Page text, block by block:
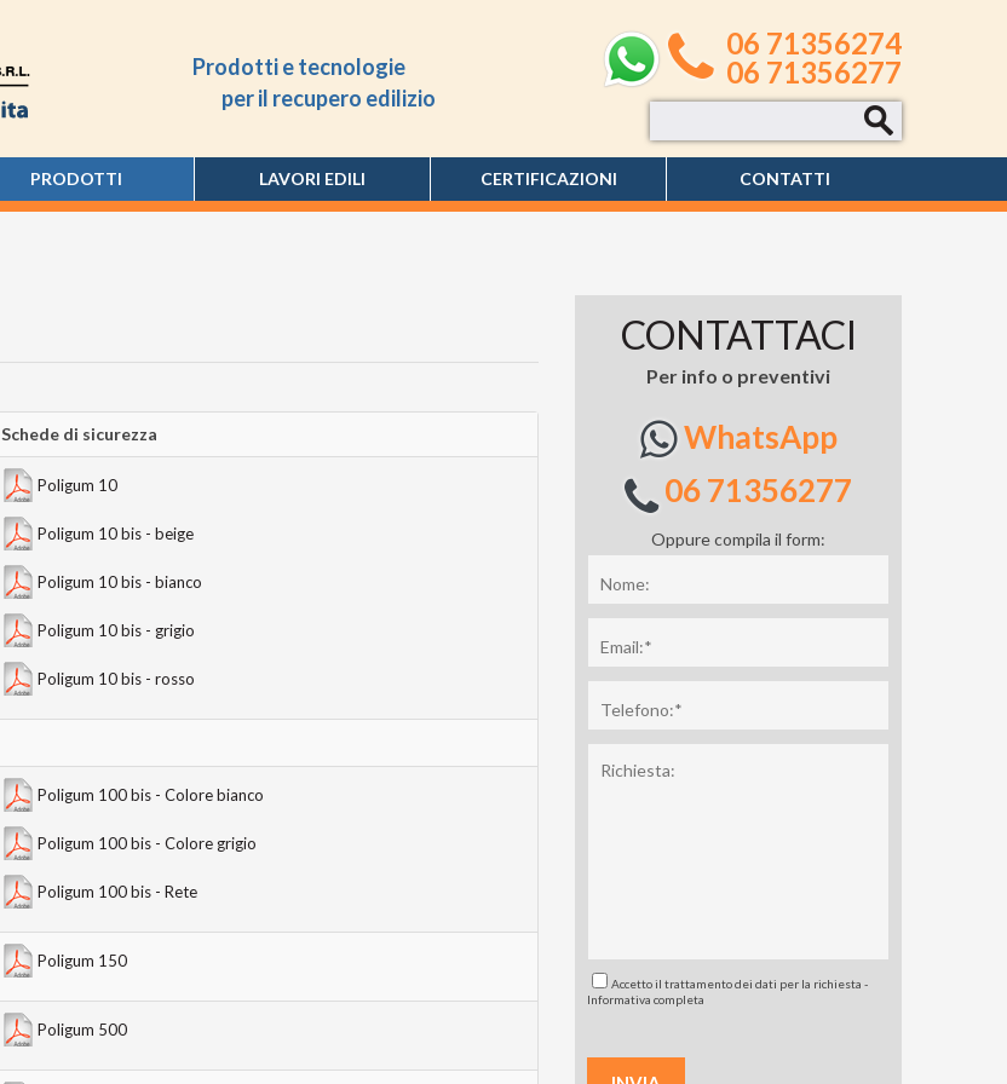
Prodotti e tecnologie
per il recupero edilizio
06 71356274
06 71356277
PRODOTTI LAVORI EDILI CERTIFICAZIONI CONTATTI
Schede di sicurezza
Poligum 10
Poligum 10 bis - beige
Poligum 10 bis - bianco
Poligum 10 bis - grigio
Poligum 10 bis - rosso
Poligum 100 bis - Colore bianco
Poligum 100 bis - Colore grigio
Poligum 100 bis - Rete
Poligum 150
Poligum 500
CONTATTACI
Per info o preventivi
WhatsApp
06 71356277
Oppure compila il form:
Accetto il trattamento dei dati per la richiesta -
Informativa completa